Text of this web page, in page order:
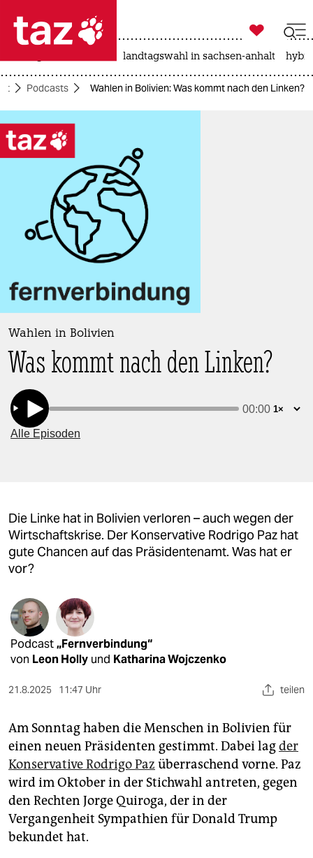
 taz zahl ich
taz zahl ich
themen
politik
gesellschaft
sport
berlin
wahrheit
verlag
verlag
fragen & hilfe
unterstützen
abo
genossenschaft
epaper login

taz zahl ich
landtagswahl in sachsen-anhalt
Podcasts Wahlen in Bolivien: Was kommt nach den Linken?
Wahlen in Bolivien
Was kommt nach den Linken?
Die Linke hat in Bolivien verloren – auch wegen der
Wirtschaftskrise. Der Konservative Rodrigo Paz hat
gute Chancen auf das Präsidentenamt. Was hat er
vor?
Podcast„Fernverbindung“
von Leon Holly und Katharina Wojczenko
21.8.2025 11:47 Uhr teilen
Am Sonntag haben die Menschen in Bolivien für
einen neuen Präsidenten gestimmt. Dabei lagder
Konservative Rodrigo Paz überraschend vorne. Paz
wird im Oktober in der Stichwahl antreten, gegen
den Rechten Jorge Quiroga, der in der
Vergangenheit Sympathien für Donald Trump
bekundet hat.